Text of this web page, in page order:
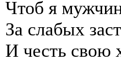
Чтоб я
За слабых
И честь свою